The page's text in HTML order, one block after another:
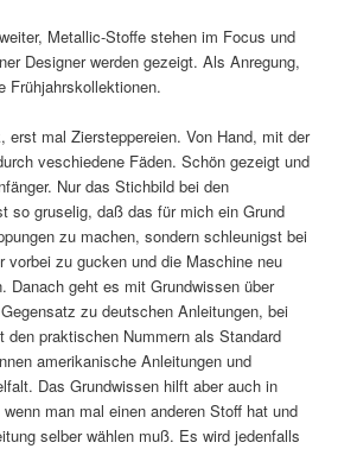
Metallic-Stoffe stehen im Focus und
Designer werden gezeigt. Als Anregung,
Frühjahrskollektionen.
erst mal Ziersteppereien. Von Hand, mit der
veschiedene Fäden. Schön gezeigt und
Nur das Stichbild bei den
so gruselig, daß das für mich ein Grund
zu machen, sondern schleunigst bei
vorbei zu gucken und die Maschine neu
Danach geht es mit Grundwissen über
zu deutschen Anleitungen, bei
den praktischen Nummern als Standard
amerikanische Anleitungen und
Das Grundwissen hilft aber auch in
man mal einen anderen Stoff hat und
selber wählen muß. Es wird jedenfalls